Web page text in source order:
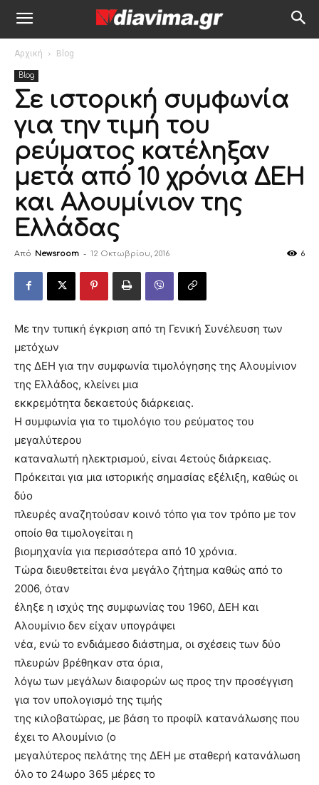
Αρχική Blog
Blog
Σε ιστορική συμφωνία
για την τιμή του
ρεύματος κατέληξαν
μετά από 10 χρόνια ΔΕΗ
και Αλουμίνιον της
Ελλάδας
Από Newsroom - 12 Οκτωβρίου, 2016 6
Με την τυπική έγκριση από τη Γενική Συνέλευση των
μετόχων
της ΔΕΗ για την συμφωνία τιμολόγησης της Αλουμίνιον
της Ελλάδος, κλείνει μια
εκκρεμότητα δεκαετούς διάρκειας.
Η συμφωνία για το τιμολόγιο του ρεύματος του
μεγαλύτερου
καταναλωτή ηλεκτρισμού, είναι 4ετούς διάρκειας.
Πρόκειται για μια ιστορικής σημασίας εξέλιξη, καθώς οι
δύο
πλευρές αναζητούσαν κοινό τόπο για τον τρόπο με τον
οποίο θα τιμολογείται η
βιομηχανία για περισσότερα από 10 χρόνια.
Τώρα διευθετείται ένα μεγάλο ζήτημα καθώς από το
2006, όταν
έληξε η ισχύς της συμφωνίας του 1960, ΔΕΗ και
Αλουμίνιο δεν είχαν υπογράψει
νέα, ενώ το ενδιάμεσο διάστημα, οι σχέσεις των δύο
πλευρών βρέθηκαν στα όρια,
λόγω των μεγάλων διαφορών ως προς την προσέγγιση
για τον υπολογισμό της τιμής
της κιλοβατώρας, με βάση το προφίλ κατανάλωσης που
έχει το Αλουμίνιο (ο
μεγαλύτερος πελάτης της ΔΕΗ με σταθερή κατανάλωση
όλο το 24ωρο 365 μέρες το